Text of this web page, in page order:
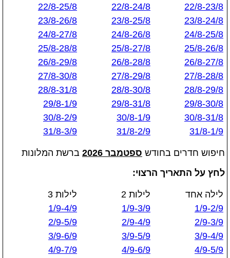
22/8-23/8
22/8-24/8
22/8-25/8
23/8-24/8
23/8-25/8
23/8-26/8
24/8-25/8
24/8-26/8
24/8-27/8
25/8-26/8
25/8-27/8
25/8-28/8
26/8-27/8
26/8-28/8
26/8-29/8
27/8-28/8
27/8-29/8
27/8-30/8
28/8-29/8
28/8-30/8
28/8-31/8
29/8-30/8
29/8-31/8
29/8-1/9
30/8-31/8
30/8-1/9
30/8-2/9
31/8-1/9
31/8-2/9
31/8-3/9
חיפוש חדרים בחודש ספטמבר 2026
ברשת המלונות
לחץ על התאריך הרצוי:
לילה אחד לילות 2
לילות 3
1/9-2/9
1/9-3/9
1/9-4/9
2/9-3/9
2/9-4/9
2/9-5/9
3/9-4/9
3/9-5/9
3/9-6/9
4/9-5/9
4/9-6/9
4/9-7/9